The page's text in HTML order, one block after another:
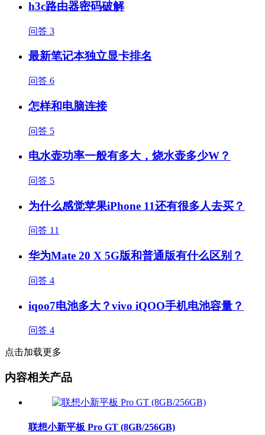
h3c路由器密码破解
问答 3
最新笔记本独立显卡排名
问答 6
怎样和电脑连接
问答 5
电水壶功率一般有多大，烧水壶多少W？
问答 5
为什么感觉苹果iPhone 11还有很多人去买？
问答 11
华为Mate 20 X 5G版和普通版有什么区别？
问答 4
iqoo7电池多大？vivo iQOO手机电池容量？
问答 4
点击加载更多
内容相关产品
联想小新平板 Pro GT (8GB/256GB)